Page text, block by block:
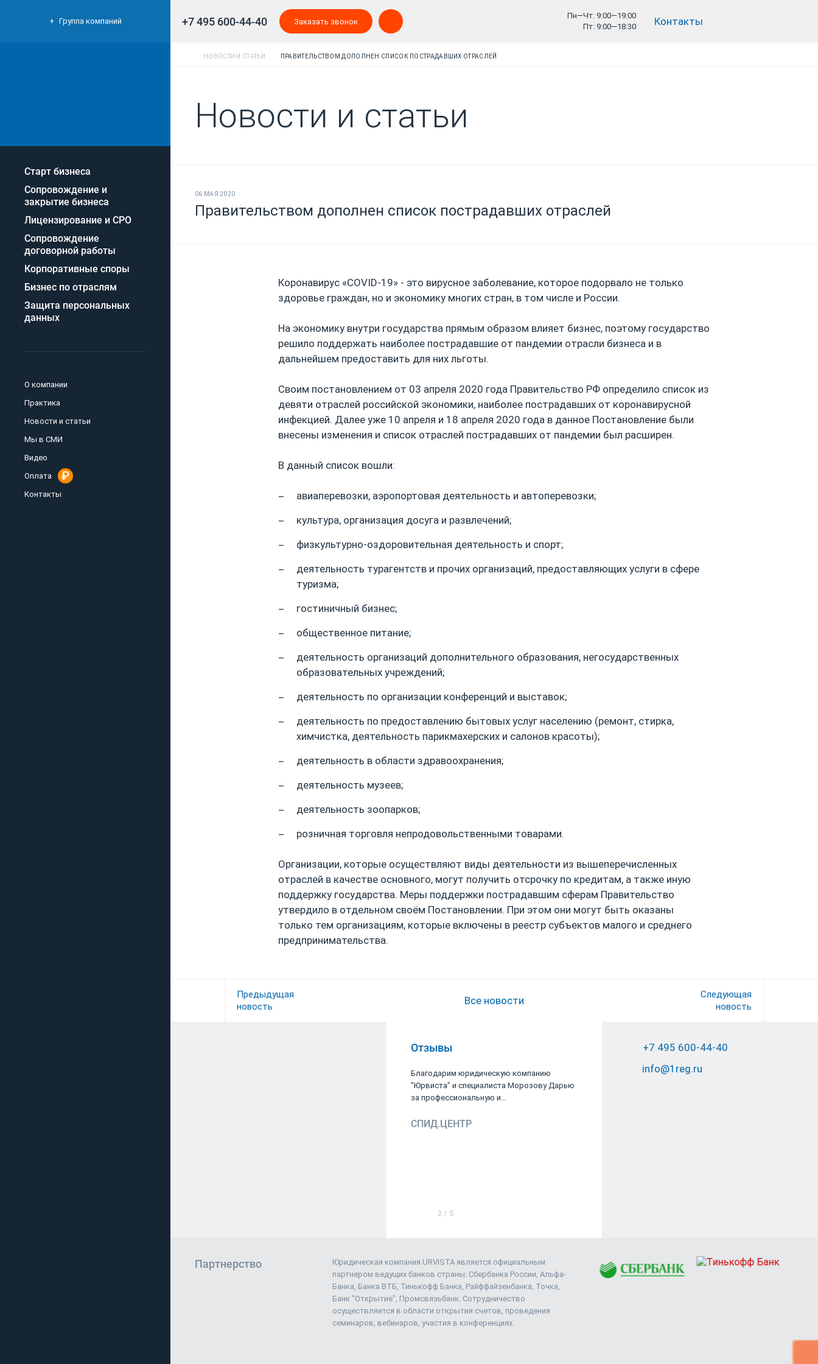
+7 495 600-44-40 Заказать звонок
Пн—Чт: 9:00—19:00
Пт: 9:00—18:30
Контакты
Группа компаний
Старт бизнеса
Сопровождение и
закрытие бизнеса
Лицензирование и СРО
Сопровождение
договорной работы
Корпоративные споры
Бизнес по отраслям
Защита персональных
данных
О компании
Практика
Новости и статьи
Мы в СМИ
Видео
Оплата
Контакты
НОВОСТИ И СТАТЬИ ПРАВИТЕЛЬСТВОМ ДОПОЛНЕН СПИСОК ПОСТРАДАВШИХ ОТРАСЛЕЙ
Новости и статьи
06 МАЯ 2020
Правительством дополнен список пострадавших отраслей
Коронавирус «COVID-19» - это вирусное заболевание, которое подорвало не только
здоровье граждан, но и экономику многих стран, в том числе и России.
На экономику внутри государства прямым образом влияет бизнес, поэтому государство
решило поддержать наиболее пострадавшие от пандемии отрасли бизнеса и в
дальнейшем предоставить для них льготы.
Своим постановлением от 03 апреля 2020 года Правительство РФ определило список из
девяти отраслей российской экономики, наиболее пострадавших от коронавирусной
инфекцией. Далее уже 10 апреля и 18 апреля 2020 года в данное Постановление были
внесены изменения и список отраслей пострадавших от пандемии был расширен.
В данный список вошли:
авиаперевозки, аэропортовая деятельность и автоперевозки;
культура, организация досуга и развлечений;
физкультурно-оздоровительная деятельность и спорт;
деятельность турагентств и прочих организаций, предоставляющих услуги в сфере
туризма;
гостиничный бизнес;
общественное питание;
деятельность организаций дополнительного образования, негосударственных
образовательных учреждений;
деятельность по организации конференций и выставок;
деятельность по предоставлению бытовых услуг населению (ремонт, стирка,
химчистка, деятельность парикмахерских и салонов красоты);
деятельность в области здравоохранения;
деятельность музеев;
деятельность зоопарков;
розничная торговля непродовольственными товарами.
Организации, которые осуществляют виды деятельности из вышеперечисленных
отраслей в качестве основного, могут получить отсрочку по кредитам, а также иную
поддержку государства. Меры поддержки пострадавшим сферам Правительство
утвердило в отдельном своём Постановлении. При этом они могут быть оказаны
только тем организациям, которые включены в реестр субъектов малого и среднего
предпринимательства.
Предыдущая
новость
Все новости
Следующая
новость
Отзывы
Благодарим юридическую компанию
"Юрвиста" и специалиста Морозову Дарью
за профессиональную и...
СПИД.ЦЕНТР
Хочу выразить огромную благодарность
2 / 5
+7 495 600-44-40
info@1reg.ru
Партнерство
Юридическая компания URVISTA является официальным
партнером ведущих банков страны: Сбербанка России, Альфа-
Банка, Банка ВТБ, Тинькофф Банка, Райффайзенбанка, Точка,
Банк "Открытие", Промсвязьбанк. Сотрудничество
осуществляется в области открытия счетов, проведения
семинаров, вебинаров, участия в конференциях.